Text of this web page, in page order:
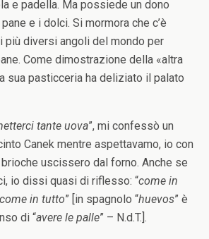
e padella. Ma possiede un dono
e i dolci. Si mormora che c’è
più diversi angoli del mondo per
Come dimostrazione della «altra
sua pasticceria ha deliziato il palato
tante uova”, mi confessò un
Canek mentre aspettavamo, io con
uscissero dal forno. Anche se
io dissi quasi di riflesso: “come in
in tutto” [in spagnolo “huevos” è
di “avere le palle” – N.d.T.].